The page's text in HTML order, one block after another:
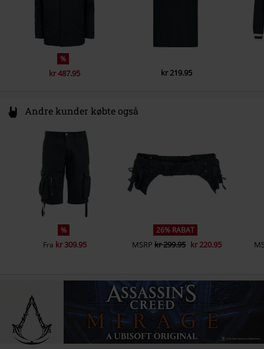
%
kr 487.95 kr 219.95
Andre kunder købte også
%
Fra kr 309.95
26% RABAT
MSRP kr 299.95 kr 220.95